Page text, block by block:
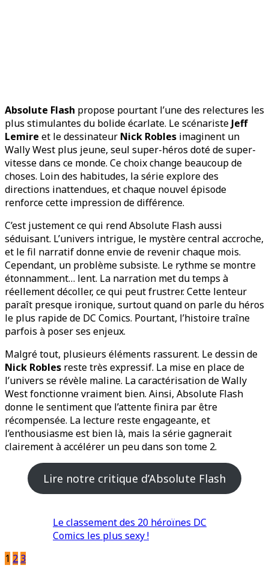
Absolute Flash propose pourtant l’une des relectures les
plus stimulantes du bolide écarlate. Le scénariste Jeff
Lemire et le dessinateur Nick Robles imaginent un
Wally West plus jeune, seul super-héros doté de super-
vitesse dans ce monde. Ce choix change beaucoup de
choses. Loin des habitudes, la série explore des
directions inattendues, et chaque nouvel épisode
renforce cette impression de différence.
C’est justement ce qui rend Absolute Flash aussi
séduisant. L’univers intrigue, le mystère central accroche,
et le fil narratif donne envie de revenir chaque mois.
Cependant, un problème subsiste. Le rythme se montre
étonnamment… lent. La narration met du temps à
réellement décoller, ce qui peut frustrer. Cette lenteur
paraît presque ironique, surtout quand on parle du héros
le plus rapide de DC Comics. Pourtant, l’histoire traîne
parfois à poser ses enjeux.
Malgré tout, plusieurs éléments rassurent. Le dessin de
Nick Robles reste très expressif. La mise en place de
l’univers se révèle maline. La caractérisation de Wally
West fonctionne vraiment bien. Ainsi, Absolute Flash
donne le sentiment que l’attente finira par être
récompensée. La lecture reste engageante, et
l’enthousiasme est bien là, mais la série gagnerait
clairement à accélérer un peu dans son tome 2.
Lire notre critique d’Absolute Flash
Le classement des 20 héroïnes DC
Comics les plus sexy !
1 2 3